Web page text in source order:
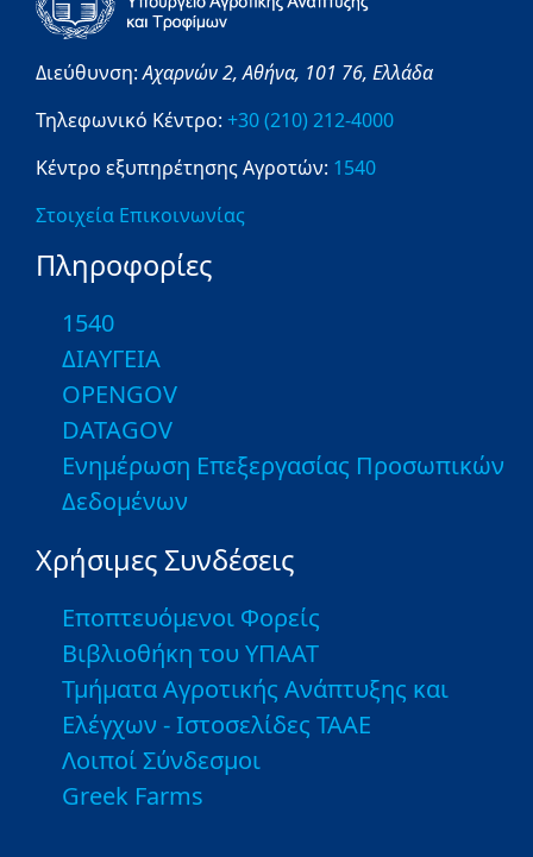
Διεύθυνση:Αχαρνών 2,Αθήνα, 101 76, Ελλάδα
Τηλεφωνικό Κέντρο: +30 (210) 212-4000
Κέντρο εξυπηρέτησης Αγροτών: 1540
Στοιχεία Επικοινωνίας
Πληροφορίες
1540
ΔΙΑΥΓΕΙΑ
OPENGOV
DATAGOV
Ενημέρωση Επεξεργασίας Προσωπικών
Δεδομένων
Χρήσιμες Συνδέσεις
Εποπτευόμενοι Φορείς
Βιβλιοθήκη του ΥΠΑΑΤ
Τμήματα Αγροτικής Ανάπτυξης και
Ελέγχων - Ιστοσελίδες ΤΑΑΕ
Λοιποί Σύνδεσμοι
Greek Farms